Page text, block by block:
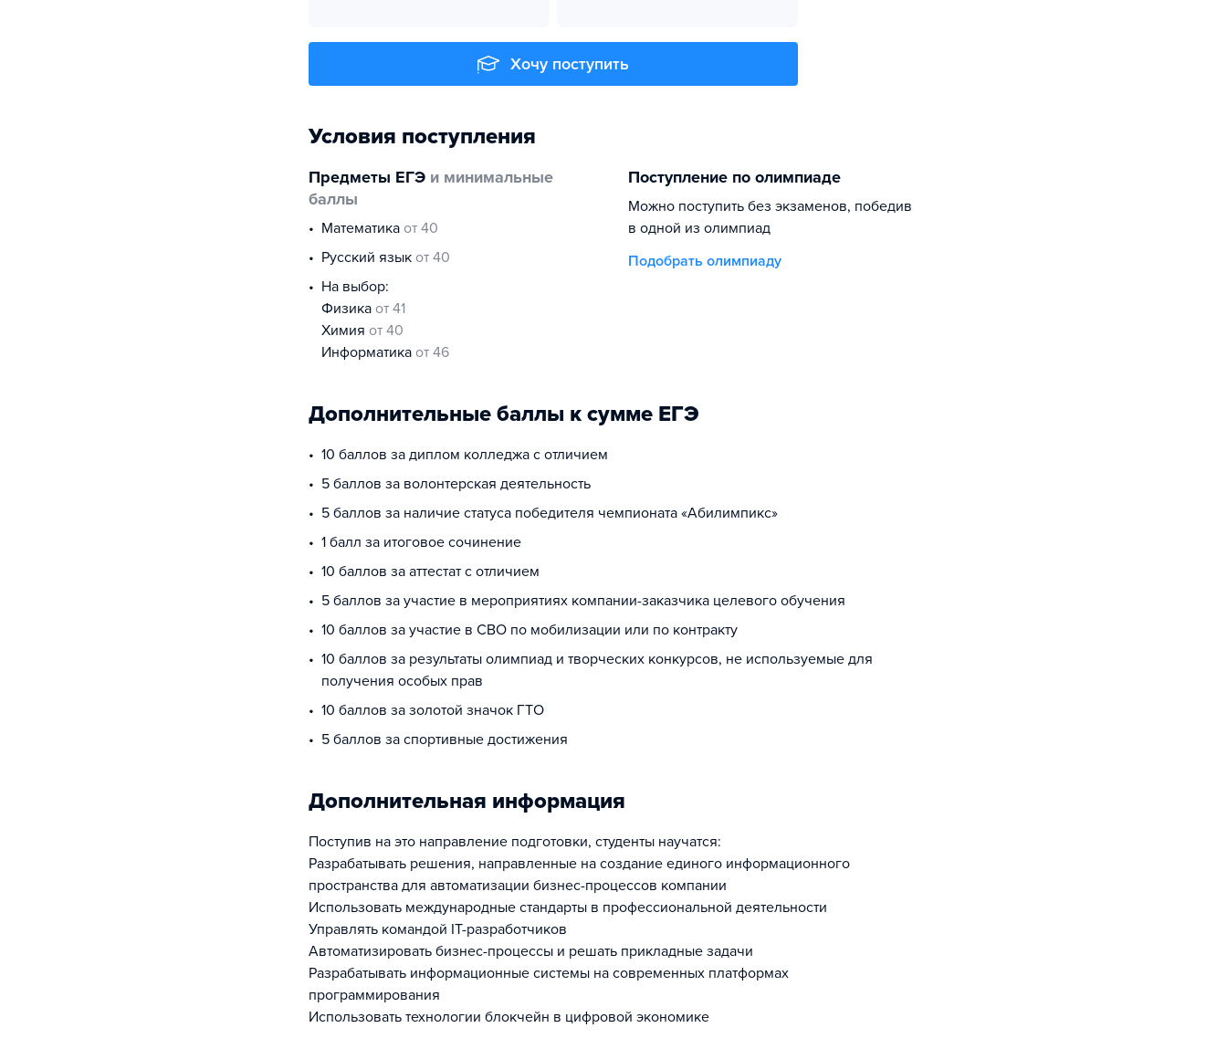
Хочу поступить
Условия поступления
Предметы ЕГЭ и минимальные
баллы
математика от 40
русский язык от 40
На выбор:
физика от 41
химия от 40
информатика от 46
Поступление по олимпиаде
Можно поступить без экзаменов, победив
в одной из олимпиад
Подобрать олимпиаду
Дополнительные баллы к сумме ЕГЭ
10 баллов за диплом колледжа с отличием
5 баллов за волонтерская деятельность
5 баллов за наличие статуса победителя чемпионата «Абилимпикс»
1 балл за итоговое сочинение
10 баллов за аттестат с отличием
5 баллов за участие в мероприятиях компании-заказчика целевого обучения
10 баллов за участие в СВО по мобилизации или по контракту
10 баллов за результаты олимпиад и творческих конкурсов, не используемые для
получения особых прав
10 баллов за золотой значок ГТО
5 баллов за спортивные достижения
Дополнительная информация
Поступив на это направление подготовки, студенты научатся:
Разрабатывать решения, направленные на создание единого информационного
пространства для автоматизации бизнес-процессов компании
Использовать международные стандарты в профессиональной деятельности
Управлять командой IT-разработчиков
Автоматизировать бизнес-процессы и решать прикладные задачи
Разрабатывать информационные системы на современных платформах
программирования
Использовать технологии блокчейн в цифровой экономике